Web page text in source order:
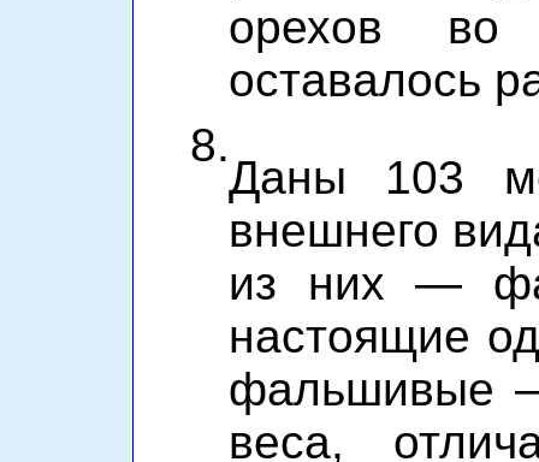
орехов во
оставалось
8.
Даны 103
внешнего
из них —
настоящие
фальшивые
веса,